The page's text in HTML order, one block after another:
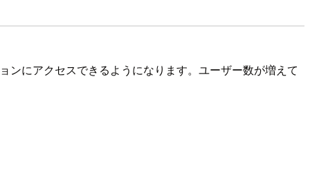
にアクセスできるようになります。ユーザー数が増えて